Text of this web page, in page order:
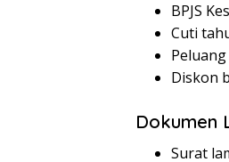
BPJS
Cuti
Diskon
Dokumen
Surat